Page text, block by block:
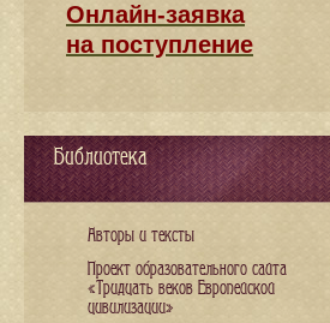
Онлайн-заявка
на поступление
Библиотека
Авторы и тексты
Проект образовательного сайта
«Тридцать веков Европейской
цивилизации»